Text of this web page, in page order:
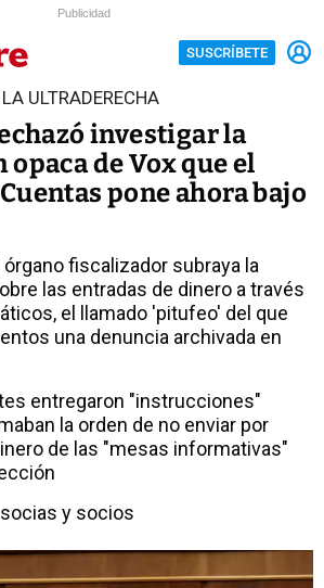
Publicidad
SUSCRÍBETE
ULTRADERECHA
investigar la
de Vox que el
pone ahora bajo
órgano fiscalizador subraya la
las entradas de dinero a través
el llamado 'pitufeo' del que
una denuncia archivada en
entregaron "instrucciones"
la orden de no enviar por
de las "mesas informativas"
y socios